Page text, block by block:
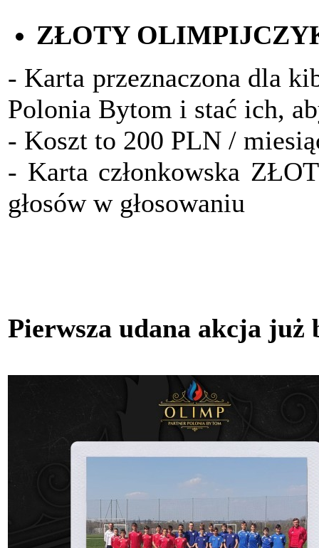
ZŁOTY
- Karta przeznaczona dla
Polonia Bytom i stać ich,
- Koszt to 200 PLN /
- Karta członkowska
głosów w głosowaniu
Pierwsza udana akcja już